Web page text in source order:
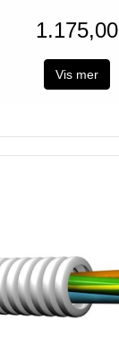
1.175,00
Vis mer